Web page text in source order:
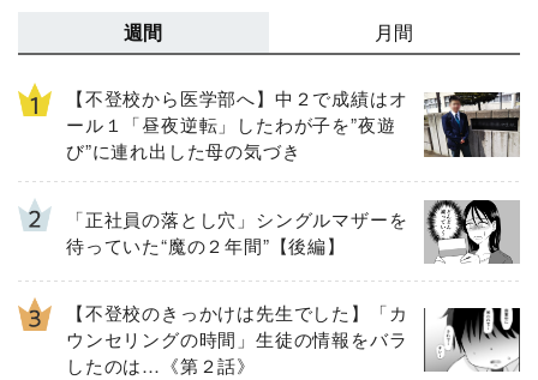
週間 月間
【不登校から医学部へ】中２で成績はオ
ール１「昼夜逆転」したわが子を”夜遊
び”に連れ出した母の気づき
「正社員の落とし穴」シングルマザーを
待っていた“魔の２年間”【後編】
【不登校のきっかけは先生でした】「カ
ウンセリングの時間」生徒の情報をバラ
したのは…《第２話》